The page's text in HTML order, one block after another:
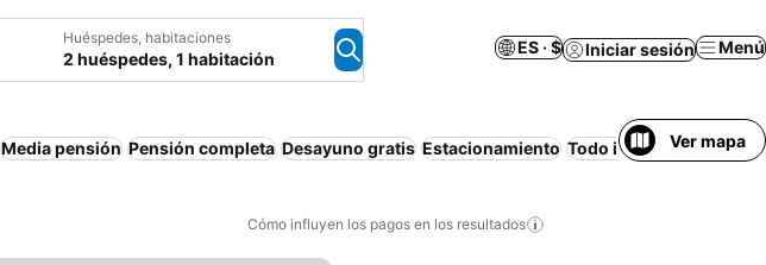
Huéspedes, habitaciones
2 huéspedes, 1 habitación
ES · $ Iniciar sesión Menú
Media pensión Pensión completa Desayuno gratis Estacionamiento Todo incluidoVer mapa
Cómo influyen los pagos en los resultados